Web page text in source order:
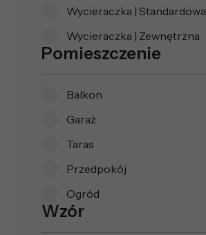
Wycieraczka | Standardowa
Wycieraczka | Zewnętrzna
Pomieszczenie
Balkon
Garaż
Taras
Przedpokój
Ogród
Wzór